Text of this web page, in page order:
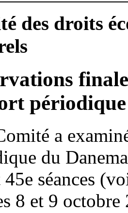
des droits
a
du
45e séances
8 et 9 octobre